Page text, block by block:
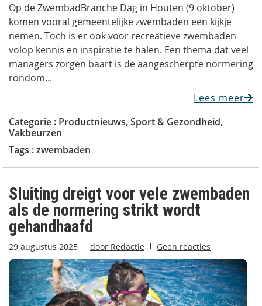
Op de ZwembadBranche Dag in Houten (9 oktober)
komen vooral gemeentelijke zwembaden een kijkje
nemen. Toch is er ook voor recreatieve zwembaden
volop kennis en inspiratie te halen. Een thema dat veel
managers zorgen baart is de aangescherpte normering
rondom...
Lees meer
Categorie : Productnieuws, Sport & Gezondheid,
Vakbeurzen
Tags :zwembaden
Sluiting dreigt voor vele zwembaden
als de normering strikt wordt
gehandhaafd
29 augustus 2025 door Redactie Geen reacties